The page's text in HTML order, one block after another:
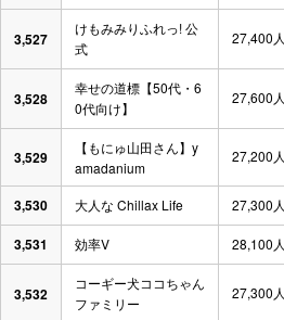
3,527
けもみみりふれっ! 公
式
27,400人
3,528
幸せの道標【50代・6
0代向け】
27,600人
3,529
【もにゅ山田さん】y
amadanium
27,200人
3,530 大人な Chillax Life 27,300人
3,531 効率V 28,100人
3,532
コーギー犬ココちゃん
ファミリー
27,300人